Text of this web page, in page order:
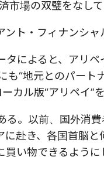
市場の双璧をなして
ト・フィナンシ
によると、アリ
“地元とのパート
カル版“アリペイ”
。以前、国外消
赴き、各国首脳
い物できるように